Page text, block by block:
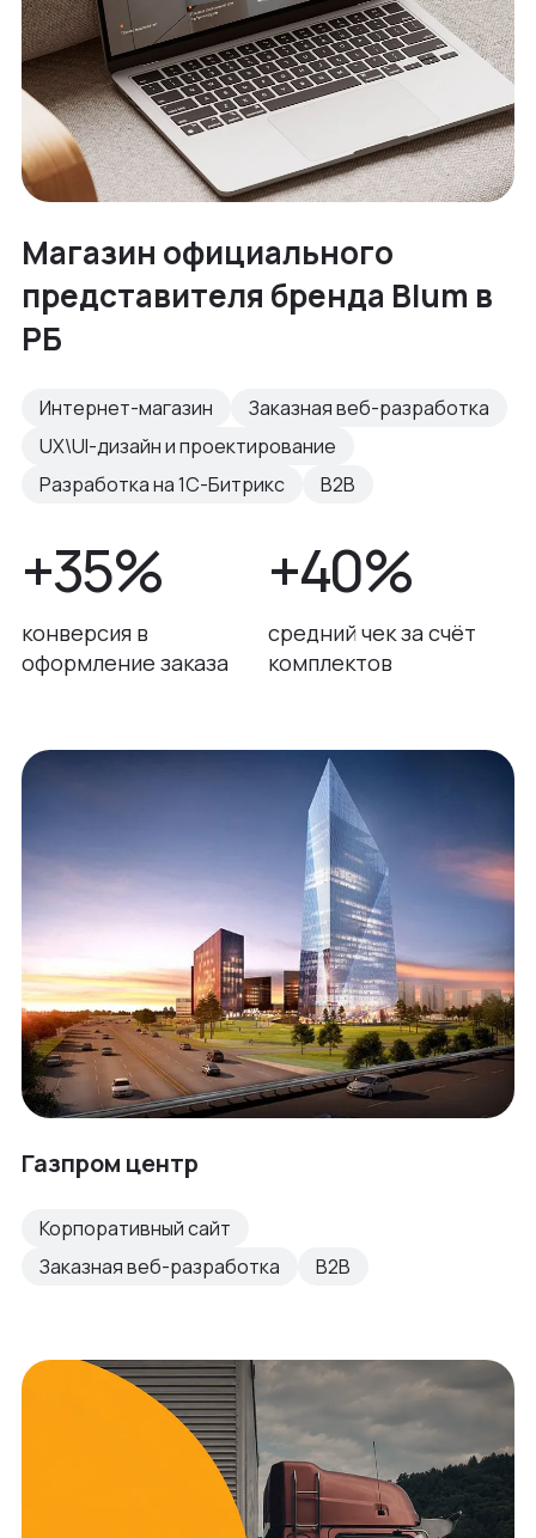
Магазин официального
представителя бренда Blum в
РБ
Интернет-магазин
Заказная веб-разработка
UX\UI-дизайн и проектирование
Разработка на 1С-Битрикс
B2B
+35%
конверсия в
оформление заказа
+40%
средний чек за счёт
комплектов
Газпром центр
Корпоративный сайт
Заказная веб-разработка
B2B